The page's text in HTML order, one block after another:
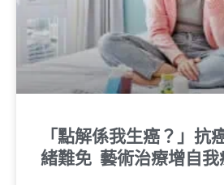
「點解係我生癌？」抗
緒難免 藝術治療增自我